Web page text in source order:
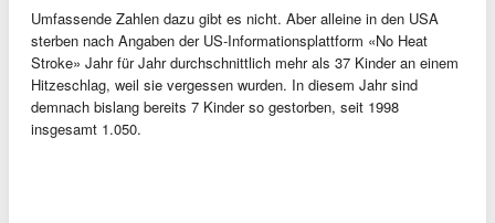
Umfassende Zahlen dazu gibt es nicht. Aber alleine in den USA
sterben nach Angaben der US-Informationsplattform «No Heat
Stroke» Jahr für Jahr durchschnittlich mehr als 37 Kinder an einem
Hitzeschlag, weil sie vergessen wurden. In diesem Jahr sind
demnach bislang bereits 7 Kinder so gestorben, seit 1998
insgesamt 1.050.